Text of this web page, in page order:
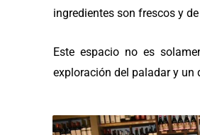
ingredientes son frescos y
Este espacio no es
exploración del paladar y un